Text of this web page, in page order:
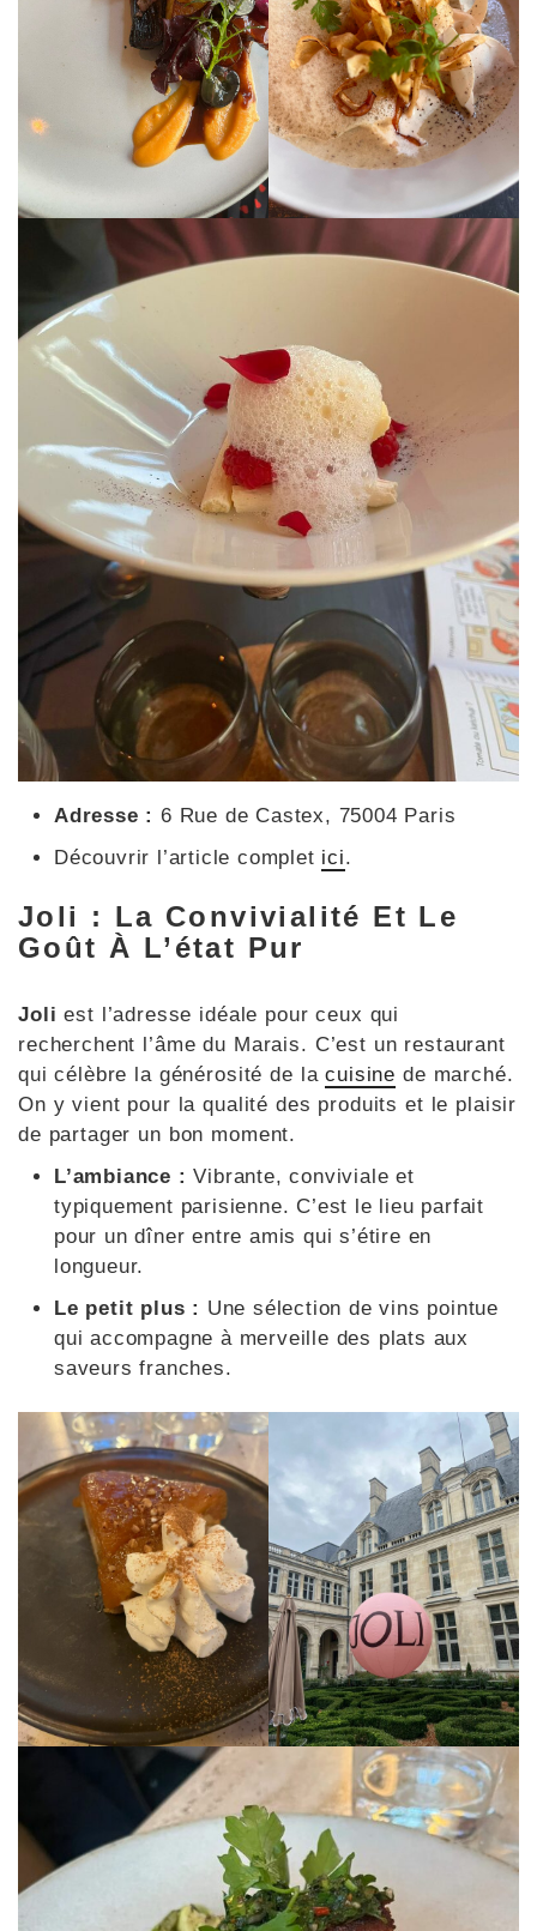
Adresse : 6 Rue de Castex, 75004 Paris
Découvrir l’article complet ici.
Joli : La Convivialité Et Le
Goût À L’état Pur
Joli est l’adresse idéale pour ceux qui
recherchent l’âme du Marais. C’est un restaurant
qui célèbre la générosité de lacuisine de marché.
On y vient pour la qualité des produits et le plaisir
de partager un bon moment.
L’ambiance : Vibrante, conviviale et
typiquement parisienne. C’est le lieu parfait
pour un dîner entre amis qui s’étire en
longueur.
Le petit plus : Une sélection de vins pointue
qui accompagne à merveille des plats aux
saveurs franches.